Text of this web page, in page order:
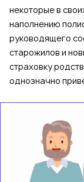
некоторые в
наполнению
руководящего
старожилов и
страховку
однозначно